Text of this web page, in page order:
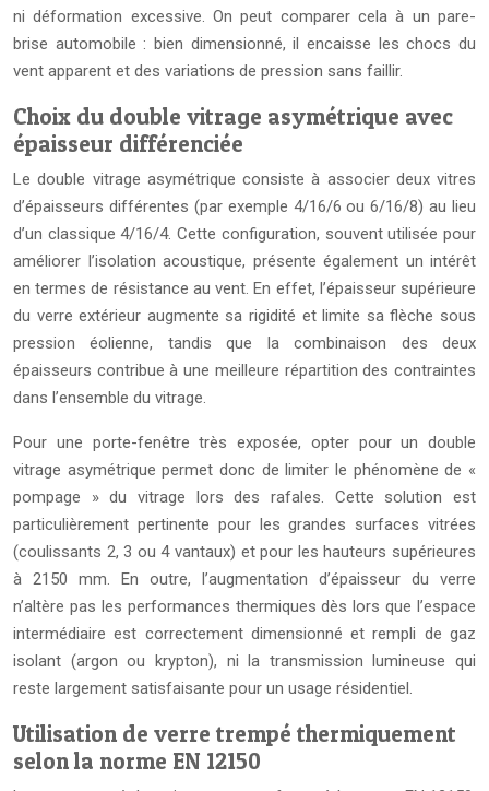
ni déformation excessive. On peut comparer cela à un pare-
brise automobile : bien dimensionné, il encaisse les chocs du
vent apparent et des variations de pression sans faillir.
Choix du double vitrage asymétrique avec
épaisseur différenciée
Le double vitrage asymétrique consiste à associer deux vitres
d’épaisseurs différentes (par exemple 4/16/6 ou 6/16/8) au lieu
d’un classique 4/16/4. Cette configuration, souvent utilisée pour
améliorer l’isolation acoustique, présente également un intérêt
en termes de résistance au vent. En effet, l’épaisseur supérieure
du verre extérieur augmente sa rigidité et limite sa flèche sous
pression éolienne, tandis que la combinaison des deux
épaisseurs contribue à une meilleure répartition des contraintes
dans l’ensemble du vitrage.
Pour une porte-fenêtre très exposée, opter pour un double
vitrage asymétrique permet donc de limiter le phénomène de «
pompage » du vitrage lors des rafales. Cette solution est
particulièrement pertinente pour les grandes surfaces vitrées
(coulissants 2, 3 ou 4 vantaux) et pour les hauteurs supérieures
à 2150 mm. En outre, l’augmentation d’épaisseur du verre
n’altère pas les performances thermiques dès lors que l’espace
intermédiaire est correctement dimensionné et rempli de gaz
isolant (argon ou krypton), ni la transmission lumineuse qui
reste largement satisfaisante pour un usage résidentiel.
Utilisation de verre trempé thermiquement
selon la norme EN 12150